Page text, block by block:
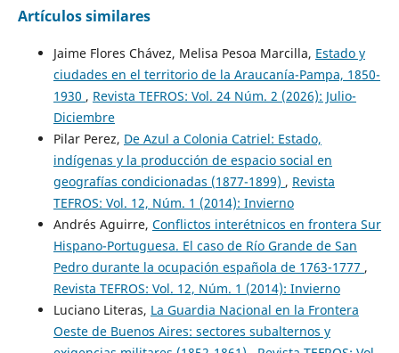
Artículos similares
Jaime Flores Chávez, Melisa Pesoa Marcilla, Estado y
ciudades en el territorio de la Araucanía-Pampa, 1850-
1930 , Revista TEFROS: Vol. 24 Núm. 2 (2026): Julio-
Diciembre
Pilar Perez, De Azul a Colonia Catriel: Estado,
indígenas y la producción de espacio social en
geografías condicionadas (1877-1899) , Revista
TEFROS: Vol. 12, Núm. 1 (2014): Invierno
Andrés Aguirre, Conflictos interétnicos en frontera Sur
Hispano-Portuguesa. El caso de Río Grande de San
Pedro durante la ocupación española de 1763-1777 ,
Revista TEFROS: Vol. 12, Núm. 1 (2014): Invierno
Luciano Literas, La Guardia Nacional en la Frontera
Oeste de Buenos Aires: sectores subalternos y